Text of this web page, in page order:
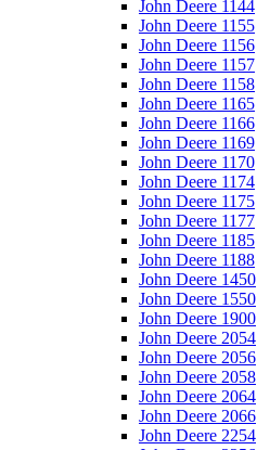
John Deere 1144
John Deere 1155
John Deere 1156
John Deere 1157
John Deere 1158
John Deere 1165
John Deere 1166
John Deere 1169
John Deere 1170
John Deere 1174
John Deere 1175
John Deere 1177
John Deere 1185
John Deere 1188
John Deere 1450
John Deere 1550
John Deere 1900
John Deere 2054
John Deere 2056
John Deere 2058
John Deere 2064
John Deere 2066
John Deere 2254